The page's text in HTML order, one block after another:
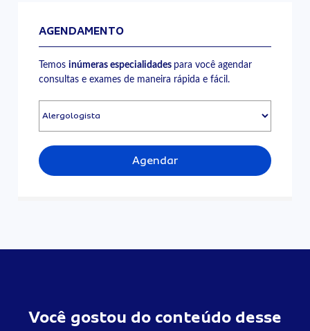
AGENDAMENTO
Temosinúmeras especialidades para você agendar
consultas e exames de maneira rápida e fácil.
Agendar
Você gostou do conteúdo desse